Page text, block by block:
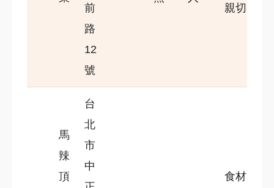
前
路
12
號
親切
馬
辣
頂
台
北
市
中
食材